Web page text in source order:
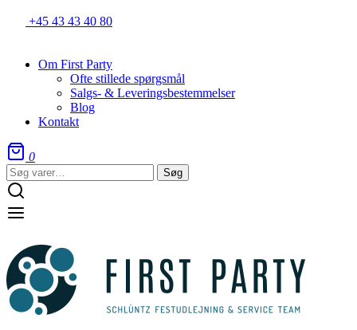
+45 43 43 40 80
Om First Party
Ofte stillede spørgsmål
Salgs- & Leveringsbestemmelser
Blog
Kontakt
0
Søg
efter:
Søg